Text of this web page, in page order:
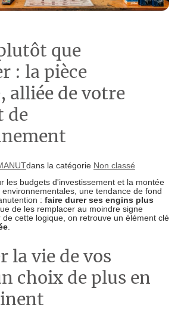
que
: la pièce
alliée de votre
de
dans la catégorie Non classé
les budgets d'investissement et la montée
une tendance de fond
: faire durer ses engins plus
de les remplacer au moindre signe
cette logique, on retrouve un élément clé
.
la vie de vos
choix de plus en